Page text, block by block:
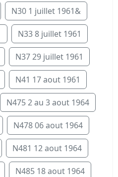
N30 1 juillet 1961&
N33 8 juillet 1961
N37 29 juillet 1961
N41 17 aout 1961
N475 2 au 3 aout 1964
N478 06 aout 1964
N481 12 aout 1964
N485 18 aout 1964